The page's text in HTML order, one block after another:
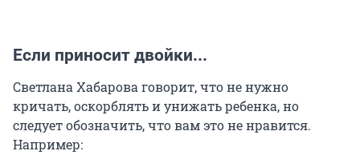
Если приносит двойки...
Светлана Хабарова говорит, что не нужно
кричать, оскорблять и унижать ребенка, но
следует обозначить, что вам это не нравится.
Например: